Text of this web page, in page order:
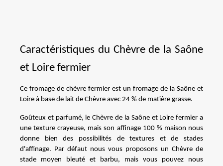
Caractéristiques du Chèvre de la Saône
et Loire fermier
Ce fromage de chèvre fermier est un fromage de la Saône et
Loire à base de lait de Chèvre avec 24 % de matière grasse.
Goûteux et parfumé, le Chèvre de la Saône et Loire fermier a
une texture crayeuse, mais son affinage 100 % maison nous
donne bien des possibilités de textures et de stades
d'affinage. Par défaut nous vous proposons un Chèvre de
stade moyen bleuté et barbu, mais vous pouvez nous